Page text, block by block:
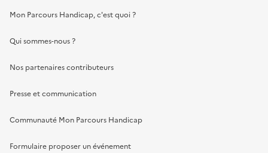
Mon Parcours Handicap, c'est quoi ?
Qui sommes-nous ?
Nos partenaires contributeurs
Presse et communication
Communauté Mon Parcours Handicap
Formulaire proposer un événement